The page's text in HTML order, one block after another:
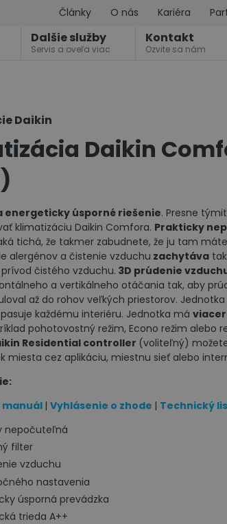
Články O nás Kariéra
Dalšie služby
Servis a oveľa viac
Kontakt
Ozvite sa nám
Daikin
Daikin
energeticky úsporné riešenie. Presne
klimatizáciu Daikin Comfora. Prakticky
tichá, že takmer zabudnete, že ju tam
alergénov a čistenie vzduchu zachytáva
čistého vzduchu. 3D prúdenie
a vertikálneho otáčania tak, aby
až do rohov veľkých priestorov.
každému interiéru. Jednotka má
pohotovostný režim, Econo režim alebo
Residential controller (voliteľný)
miesta cez aplikáciu, miestnu sieť alebo
|Vyhlásenie o zhode | Technický
nepočuteľná
filter
vzduchu
nastavenia
úsporná prevádzka
trieda A++